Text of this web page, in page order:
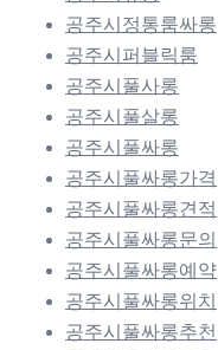
공주시정통룸싸롱
공주시퍼블릭룸
공주시풀사롱
공주시풀살롱
공주시풀싸롱
공주시풀싸롱가격
공주시풀싸롱견적
공주시풀싸롱문의
공주시풀싸롱예약
공주시풀싸롱위치
공주시풀싸롱추천